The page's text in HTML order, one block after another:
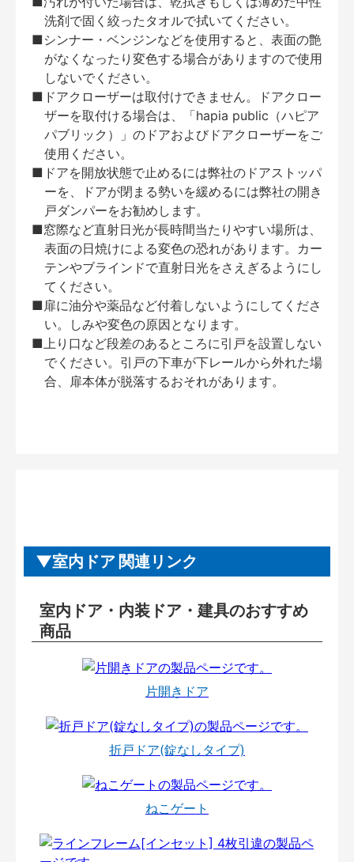
洗剤で固く絞ったタオルで拭いてください。
■シンナー・ベンジンなどを使用すると、表面の艶
がなくなったり変色する場合がありますので使用
しないでください。
■ドアクローザーは取付けできません。ドアクロー
ザーを取付ける場合は、「hapia public（ハピア
パブリック）」のドアおよびドアクローザーをご
使用ください。
■ドアを開放状態で止めるには弊社のドアストッパ
ーを、ドアが閉まる勢いを緩めるには弊社の開き
戸ダンパーをお勧めします。
■窓際など直射日光が長時間当たりやすい場所は、
表面の日焼けによる変色の恐れがあります。カー
テンやブラインドで直射日光をさえぎるようにし
てください。
■扉に油分や薬品など付着しないようにしてくださ
い。しみや変色の原因となります。
■上り口など段差のあるところに引戸を設置しない
でください。引戸の下車が下レールから外れた場
合、扉本体が脱落するおそれがあります。
室内ドア 関連リンク
室内ドア・内装ドア・建具のおすすめ
商品
片開きドア
折戸ドア(錠なしタイプ)
ねこゲート